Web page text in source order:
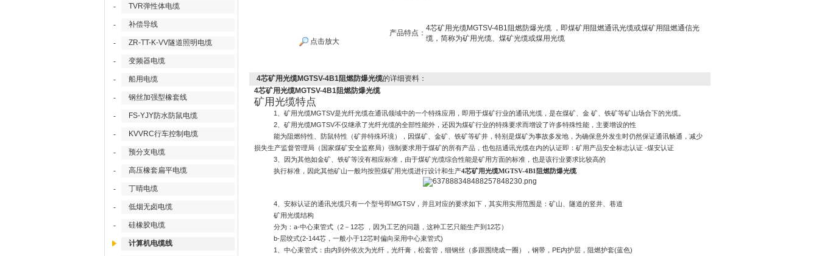
- TVR弹性体电缆
- 补偿导线
- ZR-TT-K-VV隧道照明电缆
- 变频器电缆
- 船用电缆
- 钢丝加强型橡套线
- FS-YJY防水防鼠电缆
- KVVRC行车控制电缆
- 预分支电缆
- 高压橡套扁平电缆
- 丁晴电缆
- 低烟无卤电缆
- 硅橡胶电缆
计算机电缆线
点击放大
产品特点：
4芯矿用光缆MGTSV-4B1阻燃防爆光缆 ，即煤矿用阻燃通讯光缆或煤矿用阻燃通信光
缆，简称为矿用光缆、煤矿光缆或煤用光缆
4芯矿用光缆MGTSV-4B1阻燃防爆光缆的详细资料：
4芯矿用光缆MGTSV-4B1阻燃防爆光缆
矿用光缆特点
1 、矿用光缆MGTSV是光纤光缆在通讯领域中的一个特殊应用，即用于煤矿行业的通讯光缆，是在煤矿、金 矿、铁矿等矿山场合下的光缆。
2、矿用光缆MGTSV不仅继承了光纤光缆的全部性能外，还因为煤矿行业的特殊要求而增设了许多特殊性能，主要增设的性
能为阻燃特性、防鼠特性（矿井特殊环境），因煤矿、金矿、铁矿等矿井，特别是煤矿为事故多发地，为确保意外发生时仍然保证通讯畅通，减少
损失生产监督管理局（国家煤矿安全监察局）强制要求用于煤矿的所有产品，也包括通讯光缆在内的认证即：矿用产品安全标志认证-煤安认证
3、因为其他如金矿、铁矿等没有相应标准，由于煤矿光缆综合性能是矿用方面的标准，也是该行业要求比较高的
执行标准，因此其他矿山一般均按照煤矿用光缆进行设计和生产4芯矿用光缆MGTSV-4B1阻燃防爆光缆
4、安标认证的通讯光缆只有一个型号即MGTSV，并且对应的要求如下，其实用实用范围是：矿山、隧道的竖井、巷道
矿用光缆结构
分为： a-中心束管式（2－ 12芯 ，因为工艺的问题，这种工艺只能生产到12芯）
b-层绞式(2-144芯，一般小于12芯时偏向采用中心束管式)
1
、中心束管式：由内到外依次为光纤，光纤膏，松套管，细钢丝（多跟围绕成一圈），钢带， PE内护层，阻燃护套(蓝色)